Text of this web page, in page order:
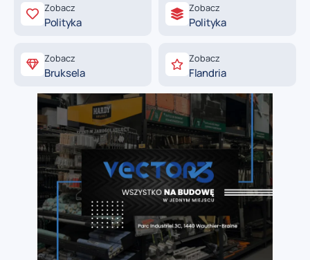
Zobacz
Polityka
Zobacz
Polityka
Zobacz
Bruksela
Zobacz
Flandria